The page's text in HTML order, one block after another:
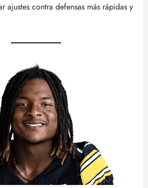
ajustes contra defensas más rápidas y